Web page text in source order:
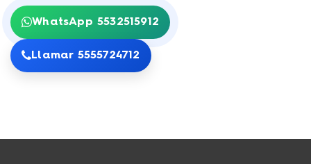
WhatsApp 5532515912
Llamar 5555724712